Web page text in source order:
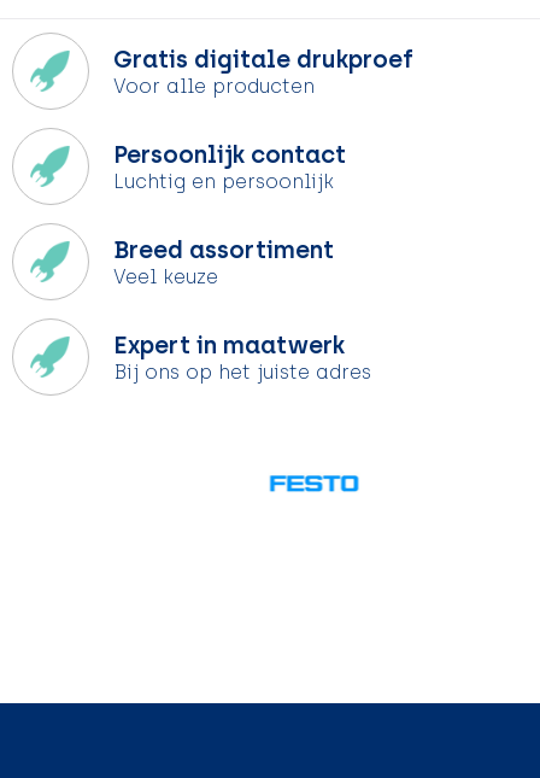
Gratis digitale drukproef
Voor alle producten
Persoonlijk contact
Luchtig en persoonlijk
Breed assortiment
Veel keuze
Expert in maatwerk
Bij ons op het juiste adres